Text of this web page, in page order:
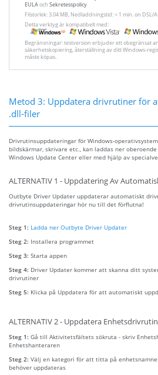
EULAoch Sekretesspolicy
Filstorlek: 3.04 MB, Nedladdningstid: < 1 min. on DSL/
Detta verktyg är kompatibelt med:
Begränsningar: testversion erbjuder ett obegränsat
säkerhetskopiering, återställning av ditt Windows-
måste köpas.
Metod 3: Uppdatera drivrutiner för
.dll-filer
Drivrutinsuppdateringar för Windows-
bildskärmar, skrivare etc., kan laddas ner
Windows Update Center eller med hjälp av
ALTERNATIV 1 - Uppdatering Av
Outbyte Driver Updater uppdaterar automatiskt
drivrutinsuppdateringar hör nu till det förflutna!
Steg 1: Ladda ner Outbyte Driver Updater
Steg 2: Installera programmet
Steg 3: Starta appen
Steg 4: Driver Updater kommer att skanna ditt
drivrutiner
Steg 5: Klicka på Uppdatera för att automatiskt
ALTERNATIV 2 - Uppdatera
Steg 1: Gå till Aktivitetsfältets sökruta - skriv
Enhetshanteraren
Steg 2: Välj en kategori för att titta på
behöver uppdateras